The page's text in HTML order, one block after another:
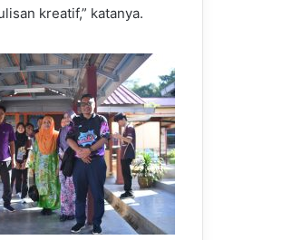
kreatif,” katanya.